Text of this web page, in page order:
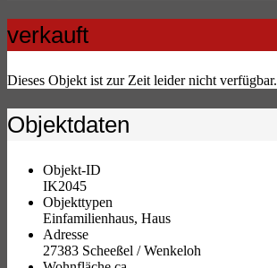
verkauft
Dieses Objekt ist zur Zeit leider nicht verfügbar.
Objektdaten
Objekt-ID
IK2045
Objekttypen
Einfamilienhaus, Haus
Adresse
27383 Scheeßel / Wenkeloh